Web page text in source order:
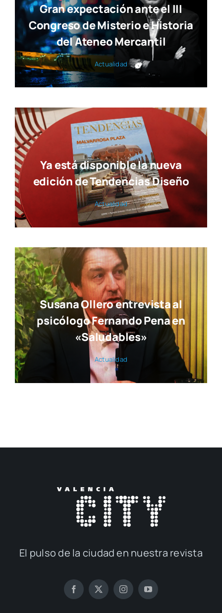
Gran expectación ante el III
Congreso de Misterio e Historia
del Ateneo Mercantil
Actua­li­dad
Ya está disponible la nueva
edición de Tendencias Diseño
Actua­li­dad
Susana Ollero entrevista al
psicólogo Fernando Pena en
«Saludables»
Actua­li­dad
El pul­so de la ciu­dad en nues­tra revis­ta